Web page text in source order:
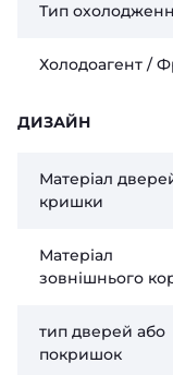
Тип
Холодоагент /
ДИЗАЙН
Матеріал
кришки
Матеріал
зовнішнього
тип дверей або
покришок